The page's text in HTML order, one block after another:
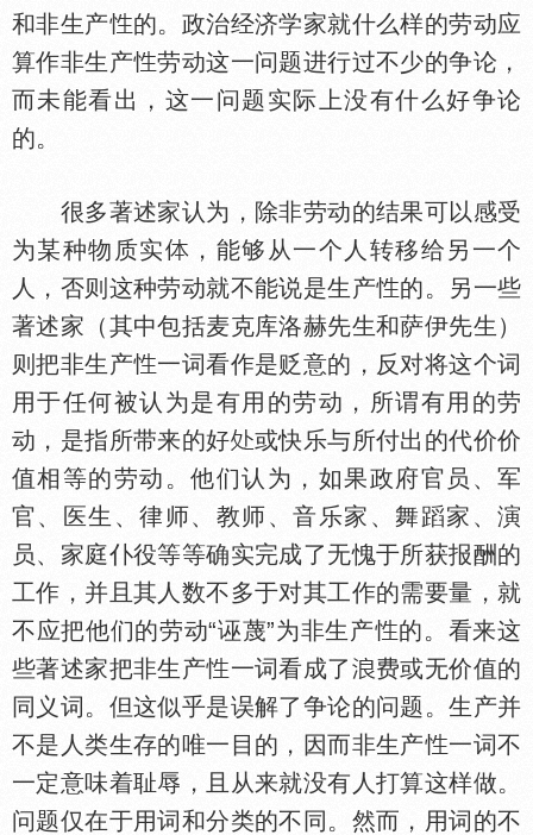
和非生产
的。政治经济学家就什么样的劳动应
算作非生产
劳动这一问题进行过不少的争论，
而未能看出，这一问题实际上没有什么好争论
的。
很多著述家认为，除非劳动的结果可以感受
为某种物质实
，能够从一个人转移给另一个
人，否则这种劳动就不能说是生产
的。另一些
著述家（其中包括麦克库洛赫先生和萨伊先生）
则把非生产
一词看作是贬意的，反对将这个词
用于任何被认为是有用的劳动，所谓有用的劳
动，是指所带来的好
或快乐与所付出的代价价
值相等的劳动。他们认为，如果政府官员、军
官、医生、律师、教师、音乐家、舞蹈家、演
员、家庭仆役等等确实完成了无愧于所获报酬的
工作，并且其人数不多于对其工作的需要量，就
不应把他们的劳动“诬蔑”为非生产
的。看来这
些著述家把非生产
一词看成了
费或无价值的
同义词。但这似乎是误解了争论的问题。生产并
不是人类生存的唯一目的，因而非生产
一词不
一定意味着耻辱，且从来就没有人打算这样做。
问题仅在于用词和分类的不同。然而，用词的不